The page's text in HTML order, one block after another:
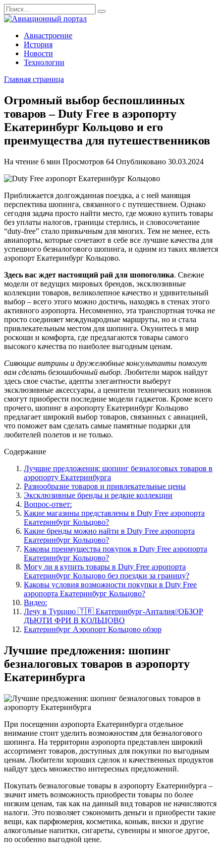
Перейти
к
содержанию
Search
for:
Авиастроение
История
Новости
Технологии
Главная страница
Огромный выбор беспошлинных
товаров – Duty Free в аэропорту
Екатеринбург Кольцово и его
преимущества для путешественников
На чтение 6 мин Просмотров 64 Опубликовано 30.03.2024
Приближается долгожданная поездка, а с ней манящая
перспектива шопинга, связанного с путешествием. Однако
сегодня задача просто найти место, где можно купить товары
без уплаты налогов, границы стерлись, и словосочетание
“duty-free” стало привычным для многих. Тем не менее, есть
авиапорты, которые сочетают в себе все лучшие качества для
успешного безналогового шопинга, и одним из таких является
аэропорт Екатеринбург Кольцово.
Здесь вас ждет настоящий рай для шопоголика. Свежие
модели от ведущих мировых брендов, эксклюзивные
коллекции товаров, великолепное качество и удивительный
выбор – всего этого можно достичь, находясь в стенах этого
активного аэропорта. Несомненно, эта транспортная точка не
просто соединяет международные маршруты, но и стала
привлекательным местом для шопинга. Окунитесь в мир
роскоши и комфорта, где предлагаются товары самого
высокого качества по наиболее выгодным ценам.
Сияющие витрины и дружелюбные консультанты помогут
вам сделать безошибочный выбор. Любители марок найдут
здесь свое счастье, адепты элегантности выберут
эксклюзивные аксессуары, а ценители технических новинок
смогут приобрести последние модели гаджетов. Кроме всего
прочего, шопинг в аэропорту Екатеринбург Кольцово
предлагает широкий выбор товаров, связанных с авиацией,
что поможет вам сделать самые памятные подарки для
любителей полетов и не только.
Содержание
Лучшие предложения: шопинг безналоговых товаров в
аэропорту Екатеринбурга
Разнообразие товаров и привлекательные цены
Эксклюзивные бренды и редкие коллекции
Вопрос-ответ:
Какие магазины представлены в Duty Free аэропорта
Екатеринбург Кольцово?
Какие бренды можно найти в Duty Free аэропорта
Екатеринбург Кольцово?
Каковы преимущества покупок в Duty Free аэропорта
Екатеринбург Кольцово?
Могу ли я купить товары в Duty Free аэропорта
Екатеринбург Кольцово без поездки за границу?
Каковы условия возможности покупки в Duty Free
аэропорта Екатеринбург Кольцово?
Видео:
Лечу в Турцию 🇹🇷 Екатеринбург-Анталия//ОБЗОР
ДЬЮТИ ФРИ В КОЛЬЦОВО
Екатеринбург Аэропорт Кольцово обзор
Лучшие предложения: шопинг
безналоговых товаров в аэропорту
Екатеринбурга
При посещении аэропорта Екатеринбурга отдельное
внимание стоит уделить возможностям для безналогового
шопинга. На территории аэропорта представлен широкий
ассортимент товаров, доступных для покупки по выгодным
ценам. Любители хороших сделок и качественных продуктов
найдут здесь множество интересных предложений.
Покупать безналоговые товары в аэропорту Екатеринбурга –
значит иметь возможность приобрести товары по более
низким ценам, так как на данный вид товаров не начисляются
налоги. Это позволяет сэкономить деньги и приобрести такие
вещи, как парфюмерия, косметика, коньяк, виски и другие
алкогольные напитки, сигареты, сувениры и многое другое,
по особенно выгодной цене.